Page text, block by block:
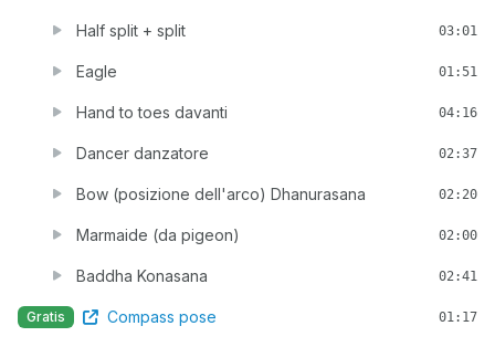
Half split + split 03:01
Eagle 01:51
Hand to toes davanti 04:16
Dancer danzatore 02:37
Bow (posizione dell'arco) Dhanurasana 02:20
Marmaide (da pigeon) 02:00
Baddha Konasana 02:41
Gratis Compass pose 01:17